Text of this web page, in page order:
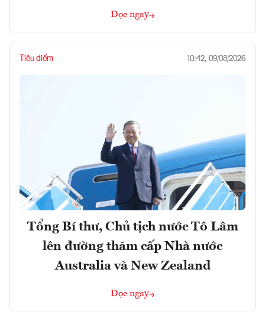
Đọc ngay
Tiêu điểm 10:42, 09/08/2026
Tổng Bí thư, Chủ tịch nước Tô Lâm
lên đường thăm cấp Nhà nước
Australia và New Zealand
Đọc ngay